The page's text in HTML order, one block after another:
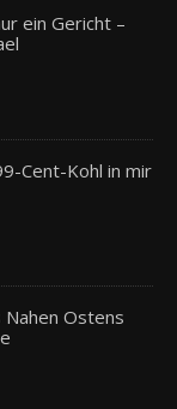
ein Gericht –
Cent-Kohl in mir
Nahen Ostens